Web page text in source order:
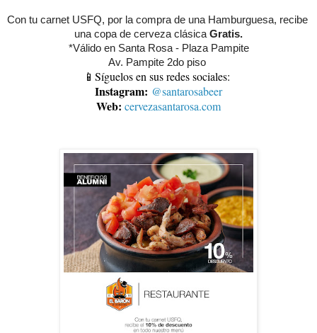
Con tu carnet USFQ, por la compra de una Hamburguesa, recibe
una copa de cerveza clásica Gratis.
*Válido en Santa Rosa - Plaza Pampite
Av. Pampite 2do piso
📱Síguelos en sus redes sociales:
Instagram: @santarosabeer
Web: cervezasantarosa.com